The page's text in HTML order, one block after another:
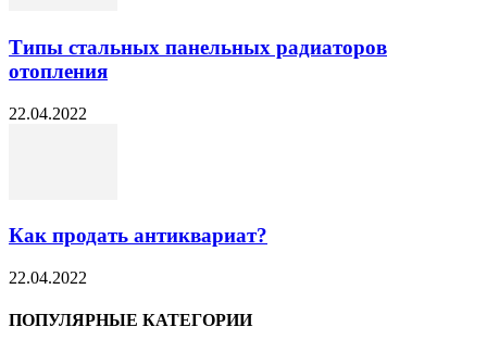
Типы стальных панельных радиаторов
отопления
22.04.2022
Как продать антиквариат?
22.04.2022
ПОПУЛЯРНЫЕ КАТЕГОРИИ